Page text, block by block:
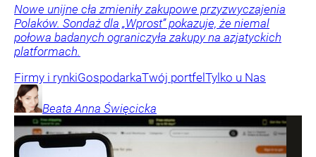
Nowe unijne cła zmieniły zakupowe przyzwyczajenia
Polaków. Sondaż dla „Wprost” pokazuje, że niemal
połowa badanych ograniczyła zakupy na azjatyckich
platformach.
Firmy i rynkiGospodarkaTwój portfelTylko u Nas
Beata Anna Święcicka